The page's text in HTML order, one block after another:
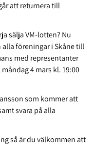
att returnera till
sälja VM-lotten? Nu
föreningar i Skåne till
med representanter
4 mars kl. 19:00
som kommer att
svara på alla
så är du välkommen att